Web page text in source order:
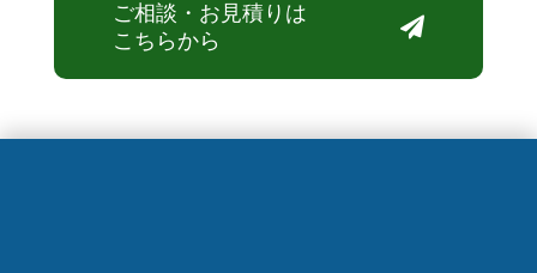
ご相談・お見積りは
こちらから
